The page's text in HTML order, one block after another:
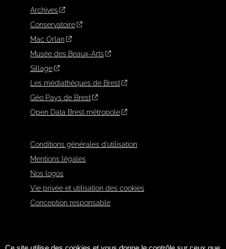
Archives
Conservatoire
Mac Orlan
Musée des Beaux-Arts
Sillage
Les médiathèques de Brest
Géo Pays de Brest
Open Data Brest métropole
Conditions générales d’utilisation
Mentions légales
Nos logos
Vie privée et utilisation des cookies
Conception responsable